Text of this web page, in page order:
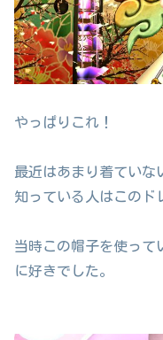
やっぱりこれ！
最近はあまり着ていな
知っている人はこのド
当時この帽子を使って
に好きでした。